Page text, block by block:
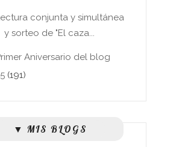
conjunta y simultánea
y sorteo de "El caza...
Aniversario del blog
(191)
▼ MIS BLOGS